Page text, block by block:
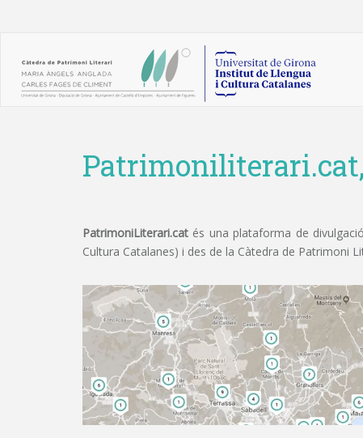
PatrimoniLiterari.cat és una plataforma de
Cultura Catalanes) i des de la Càtedra de Patrimoni